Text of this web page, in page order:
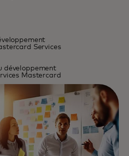
Services
développement
Mastercard